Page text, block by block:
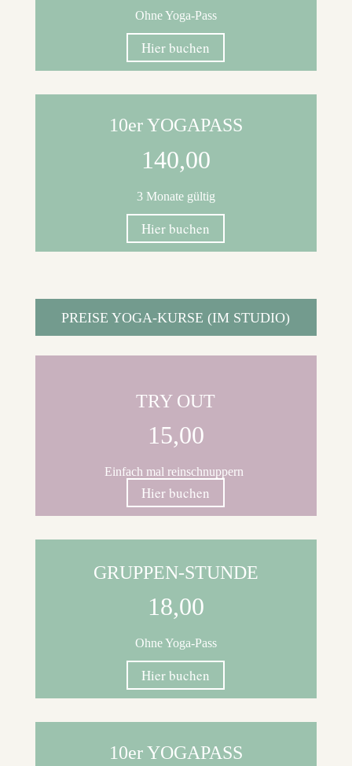
Ohne Yoga-Pass
Hier buchen
10er YOGAPASS
140,00
3 Monate gültig
Hier buchen
PREISE YOGA-KURSE (IM STUDIO)
TRY OUT
15,00
Einfach mal reinschnuppern
Hier buchen
GRUPPEN-STUNDE
18,00
Ohne Yoga-Pass
Hier buchen
10er YOGAPASS